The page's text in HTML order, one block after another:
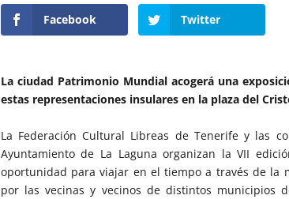
Facebook Twitter
La ciudad Patrimonio Mundial acogerá una
estas representaciones insulares en la plaza del
La Federación Cultural Libreas de Tenerife y las
Ayuntamiento de La Laguna organizan la VII
oportunidad para viajar en el tiempo a través de la
por las vecinas y vecinos de distintos municipios